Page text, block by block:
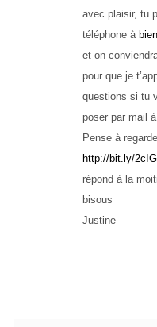
avec plaisir, tu
téléphone à
et on
pour que je
questions si tu
poser par mail
Pense à
http://bit.ly/
répond à la
bisous
Justine